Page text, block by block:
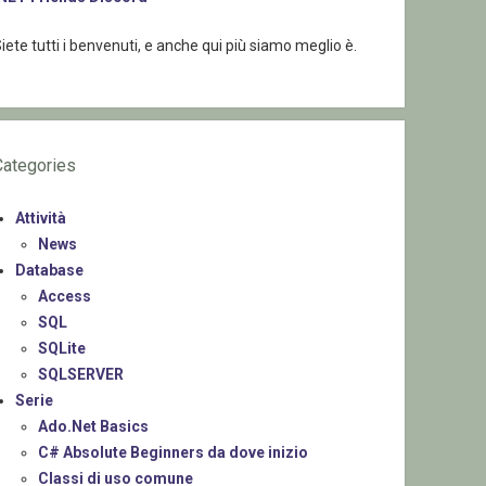
tutti i benvenuti, e anche qui più siamo meglio è.
Attività
News
Database
Access
SQL
SQLite
SQLSERVER
Serie
Ado.Net Basics
C# Absolute Beginners da dove inizio
Classi di uso comune